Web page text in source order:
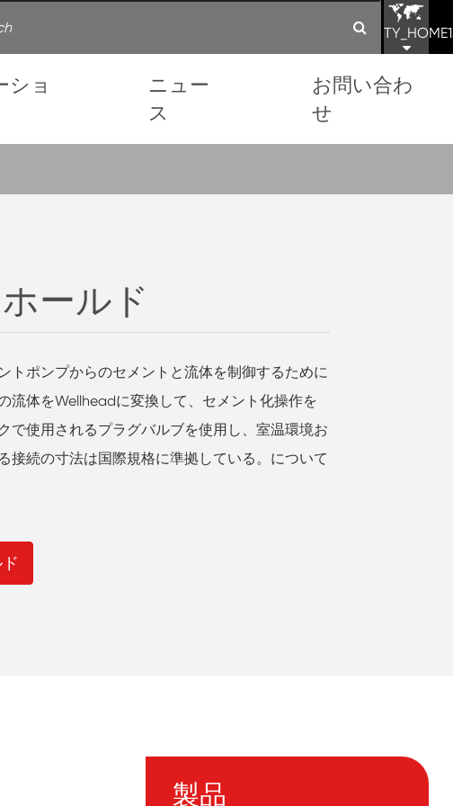
ショ
ニュー
ス
お問い合わ
せ
ールド
トポンプからのセメントと流体を制御するために
流体をWellheadに変換して、セメント化操作を
で使用されるプラグバルブを使用し、室温環境お
接続の寸法は国際規格に準拠している。について
製品